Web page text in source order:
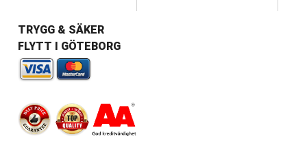
TRYGG & SÄKER
FLYTT I GÖTEBORG